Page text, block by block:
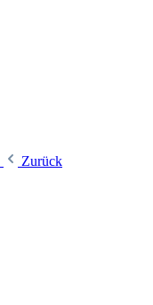
Zurück